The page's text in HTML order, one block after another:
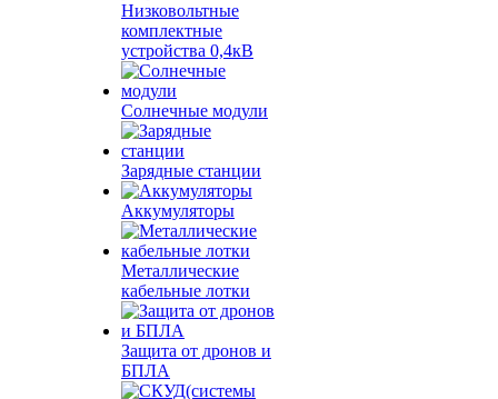
Низковольтные
комплектные
устройства 0,4кВ
Солнечные модули
Зарядные станции
Аккумуляторы
Металлические
кабельные лотки
Защита от дронов и
БПЛА